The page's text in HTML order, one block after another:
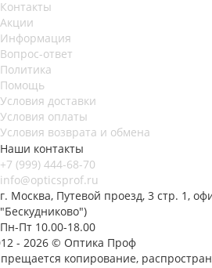
Контакты
Акции
Информация
Вопрос-ответ
Политика
Помощь
Условия доставки
Условия оплаты
Условия возврата и обмена
Наши контакты
+7 (999) 444-68-70
info@opticsprof.ru
г. Москва, Путевой проезд, 3 стр. 1,
"Бескудниково")
Пн-Пт 10.00-18.00
- 2026 © Оптика Проф
копирование,